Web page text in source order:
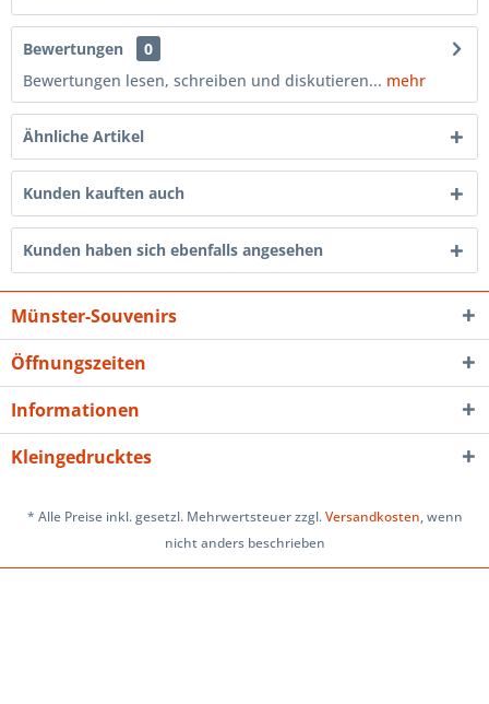
Bewertungen
0
Bewertungen lesen, schreiben und diskutieren... mehr
Ähnliche Artikel
Kunden kauften auch
Kunden haben sich ebenfalls angesehen
Münster-Souvenirs
Öffnungszeiten
Informationen
Kleingedrucktes
* Alle Preise inkl. gesetzl. Mehrwertsteuer zzgl.Versandkosten, wenn
nicht anders beschrieben